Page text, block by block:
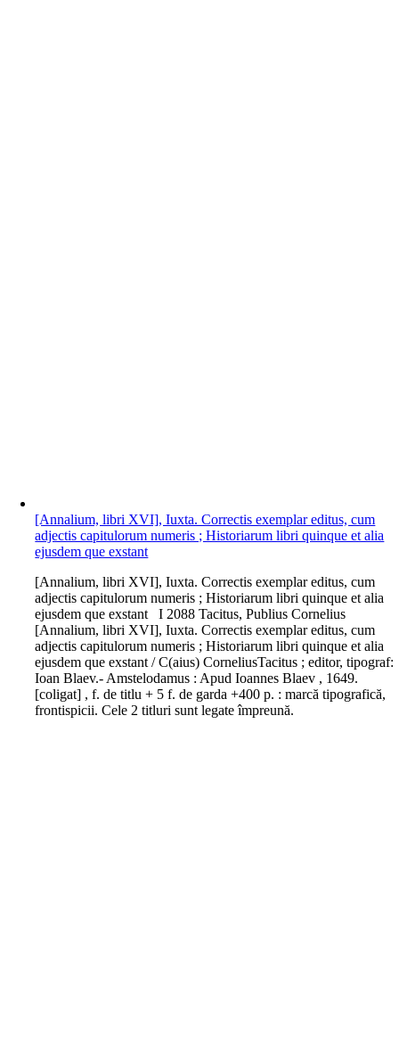
[Annalium, libri XVI], Iuxta. Correctis exemplar editus, cum
adjectis capitulorum numeris ; Historiarum libri quinque et alia
ejusdem que exstant
[Annalium, libri XVI], Iuxta. Correctis exemplar editus, cum
adjectis capitulorum numeris ; Historiarum libri quinque et alia
ejusdem que exstant I 2088 Tacitus, Publius Cornelius
[Annalium, libri XVI], Iuxta. Correctis exemplar editus, cum
adjectis capitulorum numeris ; Historiarum libri quinque et alia
ejusdem que exstant / C(aius) CorneliusTacitus ; editor, tipograf:
Ioan Blaev.- Amstelodamus : Apud Ioannes Blaev , 1649.
[coligat] , f. de titlu + 5 f. de garda +400 p. : marcă tipografică,
frontispicii. Cele 2 titluri sunt legate împreună.